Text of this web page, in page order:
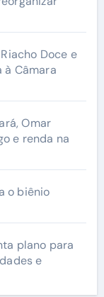
Doce e
Câmara
Omar
e renda na
o biênio
plano para
e